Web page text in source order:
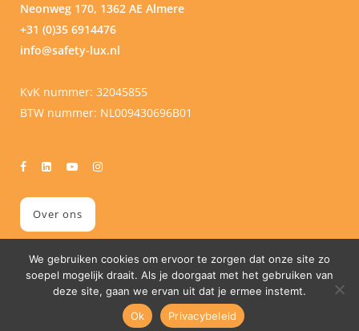
Neonweg 170, 1362 AE Almere
+31 (0)35 6914476
info@safety-lux.nl
KvK nummer: 32045855
BTW nummer: NL009430696B01
Over ons
© Copyright2026 Safety Lux
We gebruiken cookies om ervoor te zorgen dat onze site zo
soepel mogelijk draait. Als je doorgaat met het gebruiken van
deze site, gaan we ervan uit dat je ermee instemt.
Ok
Privacybeleid